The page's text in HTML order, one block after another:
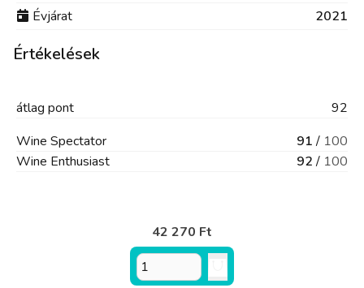
Évjárat
2021
Értékelések
átlag pont
92
Wine Spectator
91 / 100
Wine Enthusiast
92 / 100
42 270 Ft